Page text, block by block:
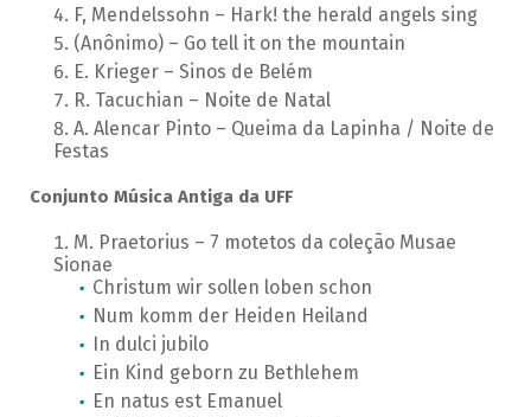
F, Mendelssohn – Hark! the herald angels sing
(Anônimo) – Go tell it on the mountain
E. Krieger – Sinos de Belém
R. Tacuchian – Noite de Natal
A. Alencar Pinto – Queima da Lapinha / Noite de
Festas
Conjunto Música Antiga da UFF
M. Praetorius – 7 motetos da coleção Musae
Sionae
Christum wir sollen loben schon
Num komm der Heiden Heiland
In dulci jubilo
Ein Kind geborn zu Bethlehem
En natus est Emanuel